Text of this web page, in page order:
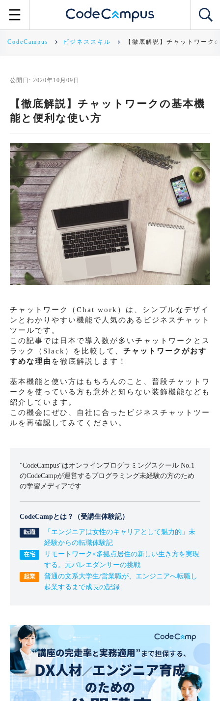
CodeCampus ビジネススキル 【徹底解説】チャットワーク
公開日: 2020年10月09日
【徹底解説】チャットワークの基本機
能と便利な使い方
チャットワーク（Chat work）は、シンプルなデザイ
ンとわかりやすい機能で人気のあるビジネスチャット
ツールです。
この記事では日本で導入数が多いチャットワークとス
ラック（Slack）を比較して、 チャットワークがおす
すめな理由 を徹底解説します！
基本機能と使い方はもちろんのこと、普段チャットワ
ークを使っている方も意外と知らない装飾機能なども
紹介しています。
この機会にぜひ、自社に合ったビジネスチャットツー
ルを再確認してみてください。
"CodeCampus"はオンラインプログラミングスクール No.1
のCodeCampが運営するプログラミング未経験の方のため
の学習メディアです
CodeCampとは？（受講生体験記）
「エンジニアは女性のキャリアとして魅力的」未
経験からの転職体験記
リモートワーク×多拠点居住の新しい生き方を実現
する。元バレエダンサーの挑戦
普通の文系大学生/営業職が、エンジニアへ転職し
起業するまで成長の記録